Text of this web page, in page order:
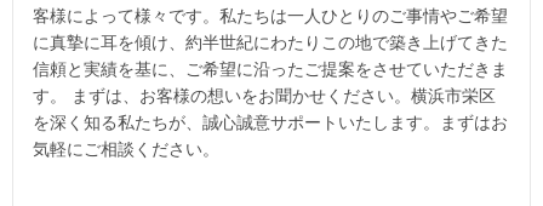
客様によって様々です。私たちは一人ひとりのご事情やご希望
に真摯に耳を傾け、約半世紀にわたりこの地で築き上げてきた
信頼と実績を基に、ご希望に沿ったご提案をさせていただきま
す。 まずは、お客様の想いをお聞かせください。横浜市栄区
を深く知る私たちが、誠心誠意サポートいたします。まずはお
気軽にご相談ください。